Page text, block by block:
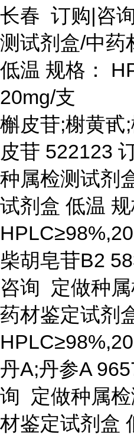
长春 订购|咨
测试剂盒/中药
低温 规格：
20mg/支
槲皮苷;榭黄甙
皮苷 522123
种属检测试剂
试剂盒 低温 规
柴胡皂苷B2
咨询 定做种
药材鉴定试剂
丹A;丹参A
询 定做种属
材鉴定试剂盒